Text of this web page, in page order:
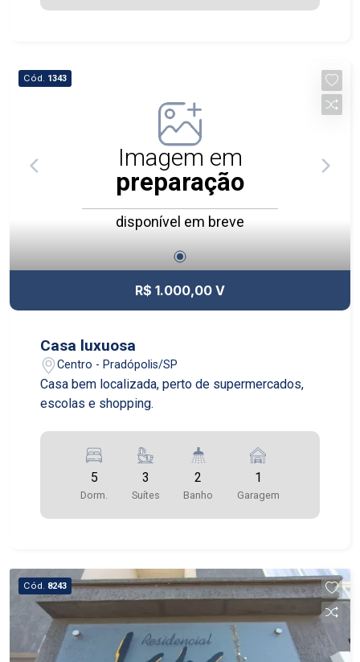
Cód. 1343
Imagem em
preparação
disponível em breve
R$ 1.000,00 V
Casa luxuosa
Centro - Pradópolis/SP
Casa bem localizada, perto de supermercados,
escolas e shopping.
5
Dorm.
3
Suítes
2
Banho
1
Garagem
Cód. 8243